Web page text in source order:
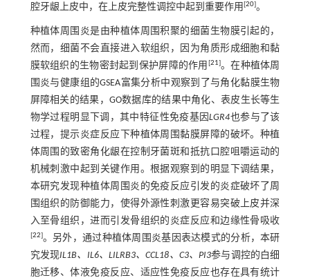
腔牙龈上皮中，在上皮完整性调控中起到重要作用 [20]。
种植体周围炎是由种植体周围积聚的细菌生物膜引起的，
然而，细菌不会直接进入软组织，因为角质形成细胞和黏
膜软组织的生物密封起到保护屏障的作用 [21]。在种植体周
围炎与健康组的GSEA富集分析中观察到了与角化黏膜生物
屏障相关的结果，GO数据库的结果中角化、表皮生长等生
物学过程明显下调，其中特征性免疫基因LGR4也参与了该
过程，提示炎症反应下种植体周围黏膜屏障的破坏。种植
体周围的致密角化龈在控制牙菌斑和抵抗口腔咀嚼运动的
机械刺激中起到关键作用。根据观察到的明显下调结果，
本研究发现种植体周围炎的免疫反应引发的炎症破坏了周
围组织的防御能力，使得外源性刺激更容易突破上皮并深
入至骨组织，进而引发骨组织的炎症反应和边缘性骨吸收
[22]。另外，通过种植体周围炎基因表达模式的分析，本研
究发现IL1B、IL6、LILRB3、CCL18、C3、PI3参与调控的白细
胞迁移、体液免疫反应、适应性免疫反应也存在具有统计